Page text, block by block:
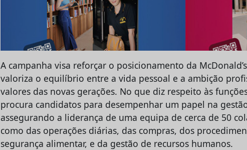
A campanha visa reforçar o posicionamento da
valoriza o equilíbrio entre a vida pessoal e a ambição
valores das novas gerações. No que diz respeito às
procura candidatos para desempenhar um papel na
assegurando a liderança de uma equipa de cerca de 50
como das operações diárias, das compras, dos
segurança alimentar, e da gestão de recursos humanos.